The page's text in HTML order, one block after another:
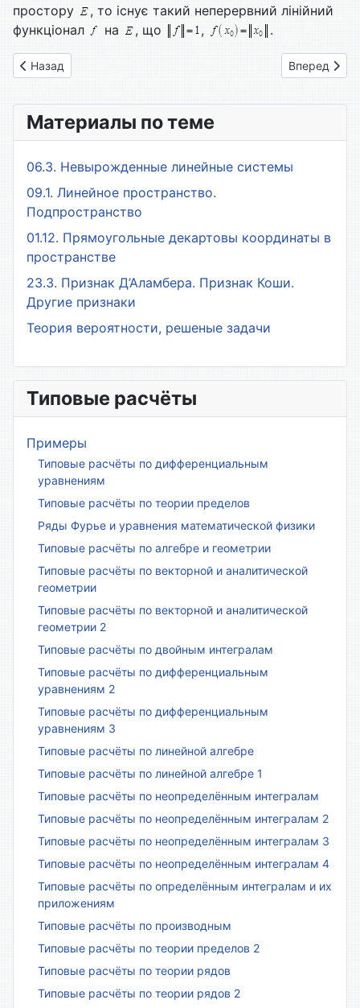
простору
, то існує такий неперервний лінійний
функціонал
на , що , .
Предыдущий: 4.1. Неперервні лінійні функціонали. на
Назад Следующий:
Вперед
Материалы по теме
06.3. Невырожденные линейные системы
09.1. Линейное пространство.
Подпространство
01.12. Прямоугольные декартовы координаты в
пространстве
23.3. Признак Д’Аламбера. Признак Коши.
Другие признаки
Теория вероятности, решеные задачи
Типовые расчёты
Примеры
Типовые расчёты по дифференциальным
уравнениям
Типовые расчёты по теории пределов
Ряды Фурье и уравнения математической физики
Типовые расчёты по алгебре и геометрии
Типовые расчёты по векторной и аналитической
геометрии
Типовые расчёты по векторной и аналитической
геометрии 2
Типовые расчёты по двойным интегралам
Типовые расчёты по дифференциальным
уравнениям 2
Типовые расчёты по дифференциальным
уравнениям 3
Типовые расчёты по линейной алгебре
Типовые расчёты по линейной алгебре 1
Типовые расчёты по неопределённым интегралам
Типовые расчёты по неопределённым интегралам 2
Типовые расчёты по неопределённым интегралам 3
Типовые расчёты по неопределённым интегралам 4
Типовые расчёты по определённым интегралам и их
приложениям
Типовые расчёты по производным
Типовые расчёты по теории пределов 2
Типовые расчёты по теории рядов
Типовые расчёты по теории рядов 2